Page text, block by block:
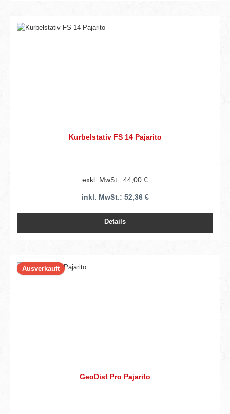
Kurbelstativ FS 14 Pajarito
exkl. MwSt.: 44,00 €
inkl. MwSt.: 52,36 €
Details
Ausverkauft
GeoDist Pro Pajarito